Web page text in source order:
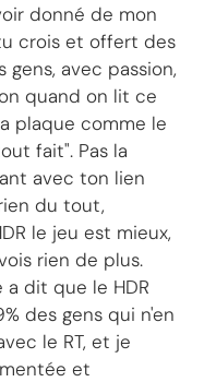
donné de mon
crois et offert des
avec passion,
quand on lit ce
plaque comme le
fait". Pas la
avec ton lien
du tout,
le jeu est mieux,
rien de plus.
a dit que le HDR
des gens qui n'en
le RT, et je
et